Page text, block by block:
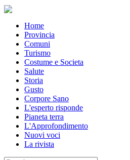
Home
Provincia
Comuni
Turismo
Costume e Societa
Salute
Storia
Gusto
Corpore Sano
L'esperto risponde
Pianeta terra
L'Approfondimento
Nuovi voci
La rivista